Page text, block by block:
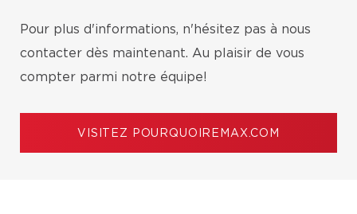
Pour plus d'informations, n'hésitez pas à nous
contacter dès maintenant. Au plaisir de vous
compter parmi notre équipe!
VISITEZ POURQUOIREMAX.COM